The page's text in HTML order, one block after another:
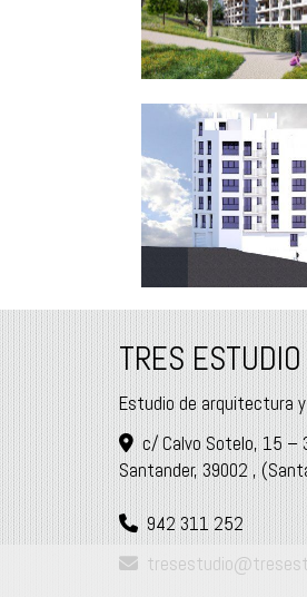
TRES
Estudio de arquitectura
c/ Calvo Sotelo, 15 –
Santander, 39002,
942 311 252
tresestudio